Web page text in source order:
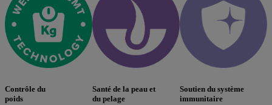
Contrôle du
poids
Santé de la peau et
du pelage
Soutien du système
immunitaire